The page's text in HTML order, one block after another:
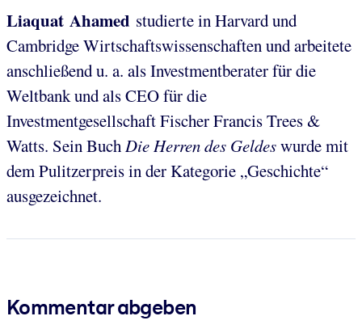
Liaquat Ahamed studierte in Harvard und
Cambridge Wirtschaftswissenschaften und arbeitete
anschließend u. a. als Investmentberater für die
Weltbank und als CEO für die
Investmentgesellschaft Fischer Francis Trees &
Watts. Sein BuchDie Herren des Geldeswurde mit
dem Pulitzerpreis in der Kategorie „Geschichte“
ausgezeichnet.
Kommentar abgeben